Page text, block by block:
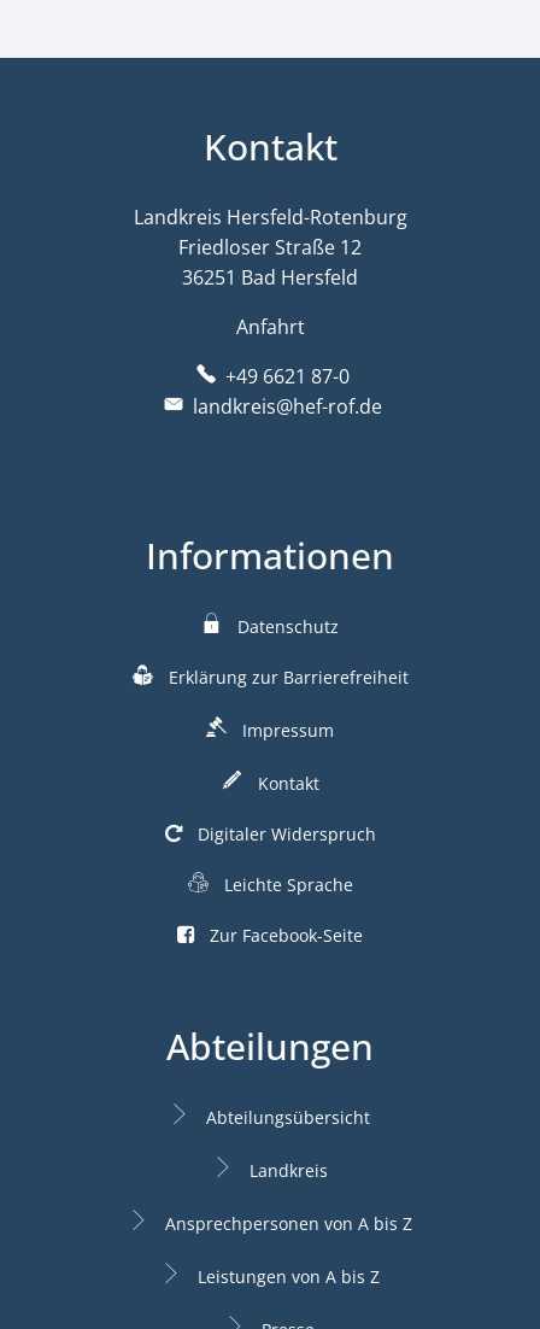
Kontakt
Landkreis Hersfeld-Rotenburg
Friedloser Straße 12
36251 Bad Hersfeld
Anfahrt
+49 6621 87-0
landkreis@hef-rof.de
Informationen
Datenschutz
Erklärung zur Barrierefreiheit
Impressum
Kontakt
Digitaler Widerspruch
Leichte Sprache
Zur Facebook-Seite
Abteilungen
Abteilungsübersicht
Landkreis
Ansprechpersonen von A bis Z
Leistungen von A bis Z